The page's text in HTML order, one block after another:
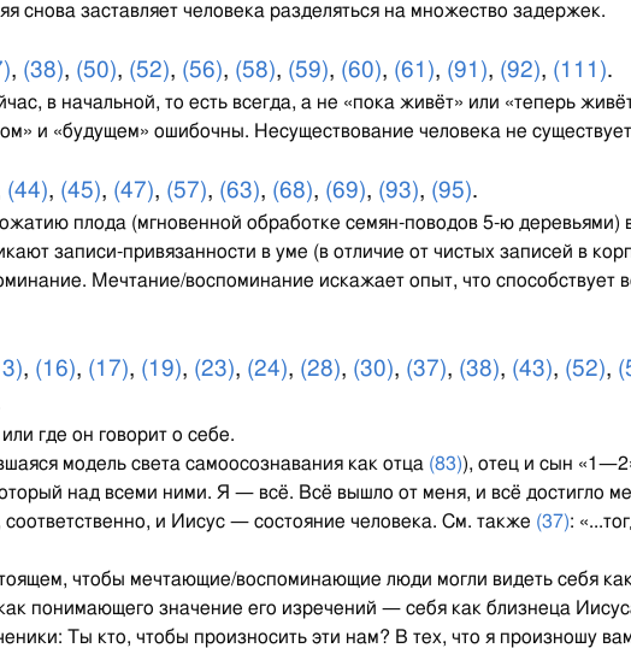
снова заставляет человека разделяться на множество задержек.
, (38), (50), (52), (56), (58), (59), (60), (61), (91), (92), (111).
в начальной, то есть всегда, а не «пока живёт» или «теперь
и «будущем» ошибочны. Несуществование человека не
(44), (45), (47), (57), (63), (68), (69), (93), (95).
плода (мгновенной обработке семян-поводов 5-ю деревьями)
записи-привязанности в уме (в отличие от чистых записей в
Мечтание/воспоминание искажает опыт, что
, (16), (17), (19), (23), (24), (28), (30), (37), (38), (43), (52),
где он говорит о себе.
модель света самоосознавания как отца (83)), отец и сын
над всеми ними. Я — всё. Всё вышло от меня, и всё достигло
соответственно, и Иисус — состояние человека. См. также (37):
чтобы мечтающие/воспоминающие люди могли видеть себя
понимающего значение его изречений — себя как близнеца
Ты кто, чтобы произносить эти нам? В тех, что я произношу